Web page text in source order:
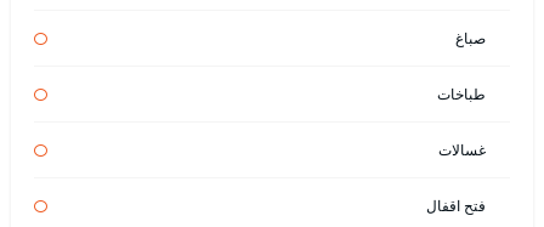
صباغ
طباخات
غسالات
فتح اقفال